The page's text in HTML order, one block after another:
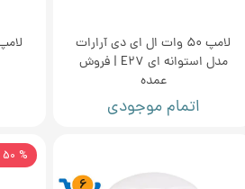
لامپ 50 وات ال ای دی آرارات
مدل استوانه ای E27 | فروش
عمده
اتمام موجودی
% 50 -